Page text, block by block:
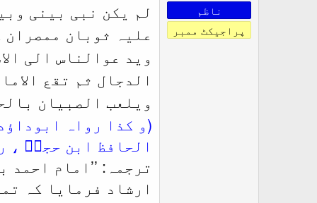
ناظم
پراجیکٹ ممبر
لم یکن نبی بینی
علیہ ثوبان
وید عوالناس الی
الدجال ثم تقع
ویلعب الصبیان
الحافظ ابن حجرؒ ،
ترجمہ: ’’ امام احمد
ارشاد فرمایا کہ